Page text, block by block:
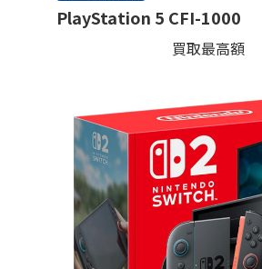
PlayStation 5 CFI-1000
買取最高額